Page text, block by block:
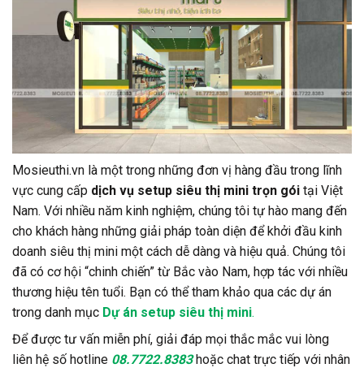
Mosieuthi.vn là một trong những đơn vị hàng đầu trong lĩnh
vực cung cấp dịch vụ setup siêu thị mini trọn gói tại Việt
Nam. Với nhiều năm kinh nghiệm, chúng tôi tự hào mang đến
cho khách hàng những giải pháp toàn diện để khởi đầu kinh
doanh siêu thị mini một cách dễ dàng và hiệu quả. Chúng tôi
đã có cơ hội “chinh chiến” từ Bắc vào Nam, hợp tác với nhiều
thương hiệu tên tuổi. Bạn có thể tham khảo qua các dự án
trong danh mục Dự án setup siêu thị mini.
Để được tư vấn miễn phí, giải đáp mọi thắc mắc vui lòng
liên hệ số hotline 08.7722.8383hoặc chat trực tiếp với nhân